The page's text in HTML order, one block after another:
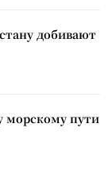
добивают
морскому пути